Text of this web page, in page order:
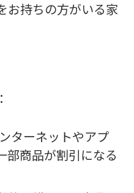
お持ちの方がいる家
ターネットやアプ
部商品が割引になる